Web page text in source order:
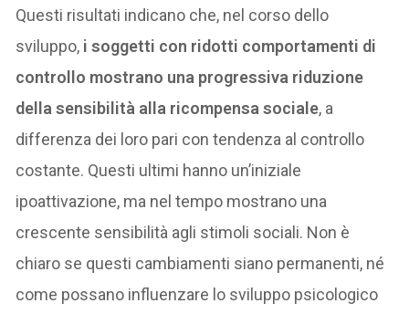
Questi risultati indicano che, nel corso dello
sviluppo, i soggetti con ridotti comportamenti di
controllo mostrano una progressiva riduzione
della sensibilità alla ricompensa sociale, a
differenza dei loro pari con tendenza al controllo
costante. Questi ultimi hanno un’iniziale
ipoattivazione, ma nel tempo mostrano una
crescente sensibilità agli stimoli sociali. Non è
chiaro se questi cambiamenti siano permanenti, né
come possano influenzare lo sviluppo psicologico